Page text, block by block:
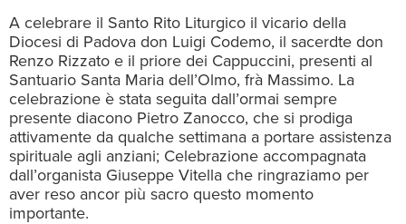
A celebrare il Santo Rito Liturgico il vicario della
Diocesi di Padova don Luigi Codemo, il sacerdte don
Renzo Rizzato e il priore dei Cappuccini, presenti al
Santuario Santa Maria dell’Olmo, frà Massimo. La
celebrazione è stata seguita dall’ormai sempre
presente diacono Pietro Zanocco, che si prodiga
attivamente da qualche settimana a portare assistenza
spirituale agli anziani; Celebrazione accompagnata
dall’organista Giuseppe Vitella che ringraziamo per
aver reso ancor più sacro questo momento
importante.